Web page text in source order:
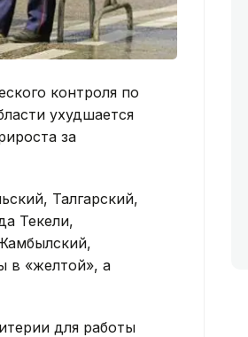
контроля по
ухудшается
за
Талгарский,
Текели,
в «желтой», а
для работы